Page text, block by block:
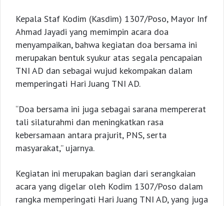
Kepala Staf Kodim (Kasdim) 1307/Poso, Mayor Inf
Ahmad Jayadi yang memimpin acara doa
menyampaikan, bahwa kegiatan doa bersama ini
merupakan bentuk syukur atas segala pencapaian
TNI AD dan sebagai wujud kekompakan dalam
memperingati Hari Juang TNI AD.
“Doa bersama ini juga sebagai sarana mempererat
tali silaturahmi dan meningkatkan rasa
kebersamaan antara prajurit, PNS, serta
masyarakat,” ujarnya.
Kegiatan ini merupakan bagian dari serangkaian
acara yang digelar oleh Kodim 1307/Poso dalam
rangka memperingati Hari Juang TNI AD, yang juga